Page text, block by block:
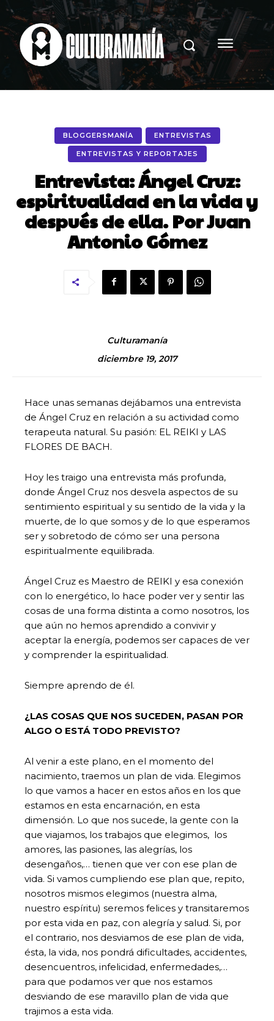
BLOGGERSMANÍA ENTREVISTAS
ENTREVISTAS Y REPORTAJES
Entrevista: Ángel Cruz:
espiritualidad en la vida y
después de ella. Por Juan
Antonio Gómez
Culturamanía
diciembre 19, 2017
Hace unas semanas dejábamos una entrevista
de Ángel Cruz en relación a su actividad como
terapeuta natural. Su pasión: EL REIKI y LAS
FLORES DE BACH.
Hoy les traigo una entrevista más profunda,
donde Ángel Cruz nos desvela aspectos de su
sentimiento espiritual y su sentido de la vida y la
muerte, de lo que somos y de lo que esperamos
ser y sobretodo de cómo ser una persona
espiritualmente equilibrada.
Ángel Cruz es Maestro de REIKI y esa conexión
con lo energético, lo hace poder ver y sentir las
cosas de una forma distinta a como nosotros, los
que aún no hemos aprendido a convivir y
aceptar la energía, podemos ser capaces de ver
y comprender la espiritualidad.
Siempre aprendo de él.
¿LAS COSAS QUE NOS SUCEDEN, PASAN POR
ALGO O ESTÁ TODO PREVISTO?
Al venir a este plano, en el momento del
nacimiento, traemos un plan de vida. Elegimos
lo que vamos a hacer en estos años en los que
estamos en esta encarnación, en esta
dimensión. Lo que nos sucede, la gente con la
que viajamos, los trabajos que elegimos, los
amores, las pasiones, las alegrías, los
desengaños,… tienen que ver con ese plan de
vida. Si vamos cumpliendo ese plan que, repito,
nosotros mismos elegimos (nuestra alma,
nuestro espíritu) seremos felices y transitaremos
por esta vida en paz, con alegría y salud. Si, por
el contrario, nos desviamos de ese plan de vida,
ésta, la vida, nos pondrá dificultades, accidentes,
desencuentros, infelicidad, enfermedades,…
para que podamos ver que nos estamos
desviando de ese maravillo plan de vida que
trajimos a esta vida.